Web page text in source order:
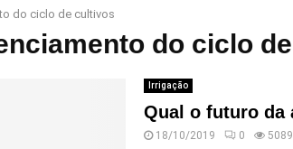
do ciclo de cultivos
do ciclo
Irrigação
Qual o futuro da
18/10/2019 0 5089